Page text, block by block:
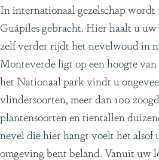
In internationaal gezelschap wordt
Guápiles gebracht. Hier haalt u
zelf verder rijdt het nevelwoud in
Monteverde ligt op een hoogte
het Nationaal park vindt u
vlindersoorten, meer dan 100
plantensoorten en tientallen
nevel die hier hangt voelt het alsof
omgeving bent beland. Vanuit uw